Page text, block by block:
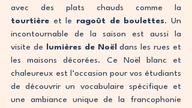
tourtière et le ragoût de boulettes. Un
incontournable de la saison est aussi la
visite de
lumières de Noël dans les rues et
les maisons décorées. Ce Noël blanc et
chaleureux est l’occasion pour vos étudiants
de découvrir un vocabulaire spécifique et
une ambiance unique de la francophonie